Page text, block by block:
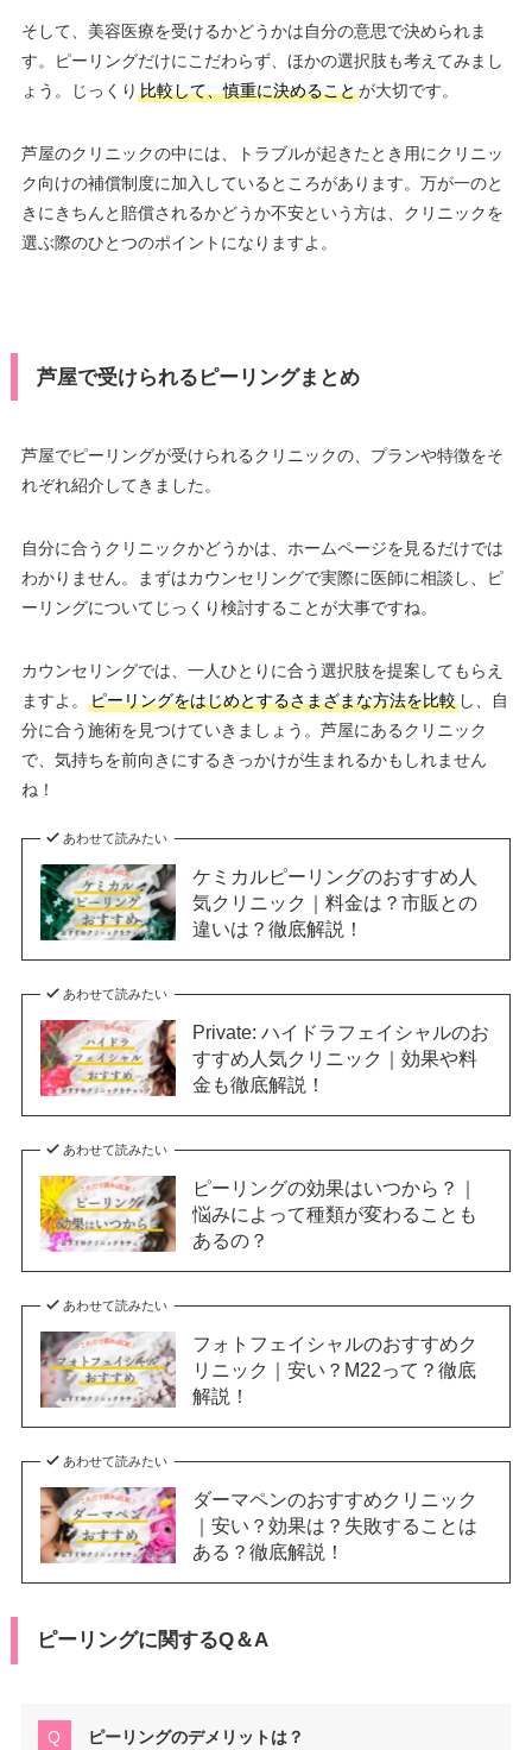
そして、美容医療を受けるかどうかは自分の意思で決められま
す。ピーリングだけにこだわらず、ほかの選択肢も考えてみまし
ょう。じっくり 比較して、慎重に決めることが大切です。
芦屋のクリニックの中には、トラブルが起きたとき用にクリニッ
ク向けの補償制度に加入しているところがあります。万が一のと
きにきちんと賠償されるかどうか不安という方は、クリニックを
選ぶ際のひとつのポイントになりますよ。
芦屋で受けられるピーリングまとめ
芦屋でピーリングが受けられるクリニックの、プランや特徴をそ
れぞれ紹介してきました。
自分に合うクリニックかどうかは、ホームページを見るだけでは
わかりません。まずはカウンセリングで実際に医師に相談し、ピ
ーリングについてじっくり検討することが大事ですね。
カウンセリングでは、一人ひとりに合う選択肢を提案してもらえ
ますよ。
ピーリングをはじめとするさまざまな方法を比較し、自
分に合う施術を見つけていきましょう。芦屋にあるクリニック
で、気持ちを前向きにするきっかけが生まれるかもしれません
ね！
あわせて読みたい
ケミカルピーリングのおすすめ人
気クリニック｜料金は？市販との
違いは？徹底解説！
あわせて読みたい
Private: ハイドラフェイシャルのお
すすめ人気クリニック｜効果や料
金も徹底解説！
あわせて読みたい
ピーリングの効果はいつから？｜
悩みによって種類が変わることも
あるの？
あわせて読みたい
フォトフェイシャルのおすすめク
リニック｜安い？M22って？徹底
解説！
あわせて読みたい
ダーマペンのおすすめクリニック
｜安い？効果は？失敗することは
ある？徹底解説！
ピーリングに関するQ＆A
ピーリングのデメリットは？